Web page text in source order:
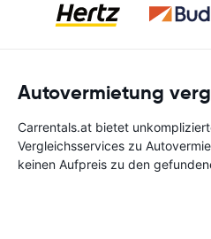
Autovermietung
Carrentals.at bietet
Vergleichsservices zu
keinen Aufpreis zu den